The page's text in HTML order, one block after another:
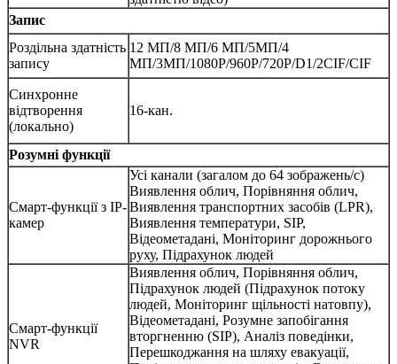
Запис
Роздільна здатність
запису
12 МП/8 МП/6 МП/5МП/4
МП/3МП/1080P/960P/720P/D1/2CIF/CIF
Синхронне
відтворення
(локально)
16-кан.
Розумні функції
Смарт-функції з IP-
камер
Усі канали (загалом до 64 зображень/с)
Виявлення облич, Порівняння облич,
Виявлення транспортних засобів (LPR),
Виявлення температури, SIP,
Відеометадані, Моніторинг дорожнього
руху, Підрахунок людей
Смарт-функції
NVR
Виявлення облич, Порівняння облич,
Підрахунок людей (Підрахунок потоку
людей, Моніторинг щільності натовпу),
Відеометадані, Розумне запобігання
вторгненню (SIP), Аналіз поведінки,
Перешкоджання на шляху евакуації,